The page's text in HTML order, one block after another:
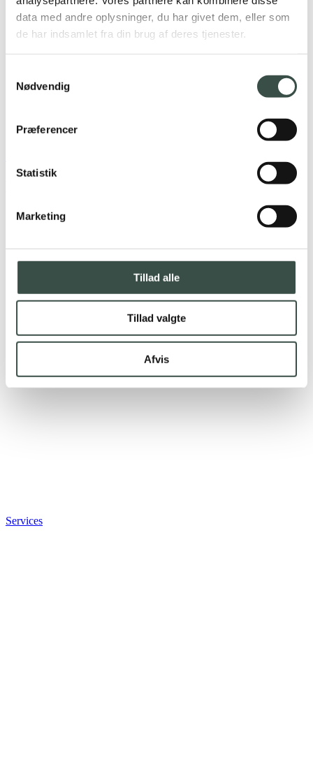
data med andre oplysninger, du har givet dem, eller som
de har indsamlet fra din brug af deres tjenester.
Nødvendig
Præferencer
Statistik
Marketing
Tillad alle
Tillad valgte
Afvis
Services